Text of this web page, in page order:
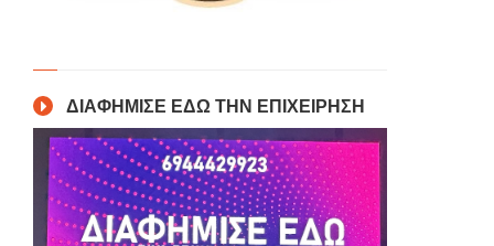
ΔΙΑΦΗΜΙΣΕ ΕΔΩ ΤΗΝ ΕΠΙΧΕΙΡΗΣΗ